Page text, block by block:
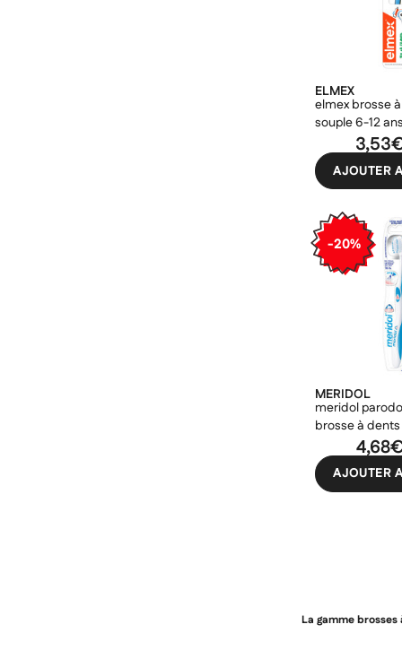
ELMEX
elmex brosse
souple 6-12 ans
AJOUTER
-20%
MERIDOL
meridol
brosse à
AJOUTER
La gamme